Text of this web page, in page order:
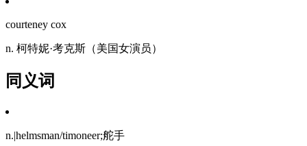
courteney cox
n. 柯特妮·考克斯（美国女演员）
同义词
n.|helmsman/timoneer;舵手